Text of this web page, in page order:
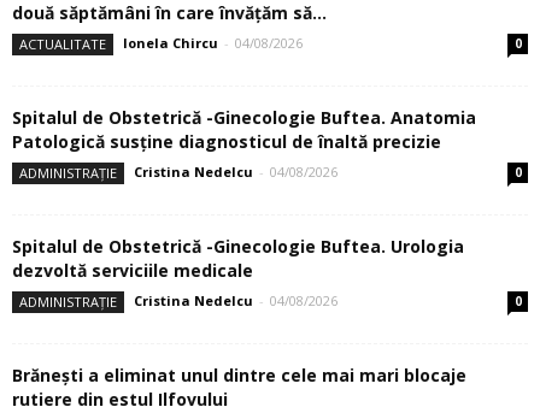
două săptămâni în care învăţăm să...
ACTUALITATE Ionela Chircu - 04/08/2026 0
Spitalul de Obstetrică -Ginecologie Buftea. Anatomia
Patologică susţine diagnosticul de înaltă precizie
ADMINISTRAȚIE Cristina Nedelcu - 04/08/2026 0
Spitalul de Obstetrică -Ginecologie Buftea. Urologia
dezvoltă serviciile medicale
ADMINISTRAȚIE Cristina Nedelcu - 04/08/2026 0
Brănești a eliminat unul dintre cele mai mari blocaje
rutiere din estul Ilfovului